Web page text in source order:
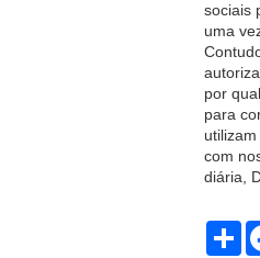
sociais
uma
por
para
com
diária,
S